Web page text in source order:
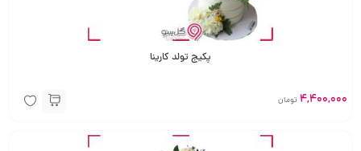
پکیج تولد کارینا
4,400,000 تومان